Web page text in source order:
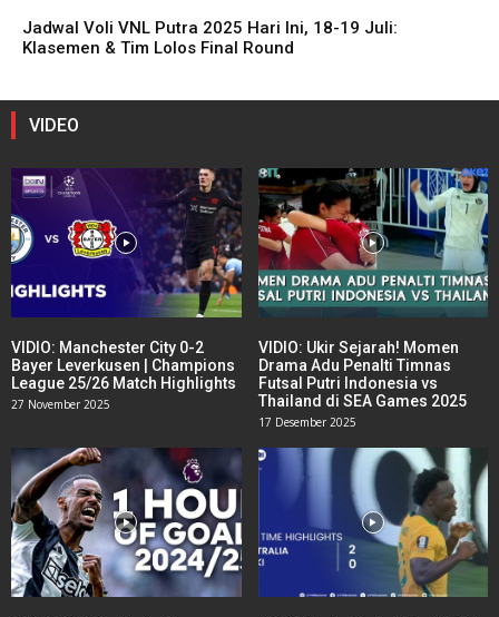
Jadwal Voli VNL Putra 2025 Hari Ini, 18-19 Juli:
Klasemen & Tim Lolos Final Round
VIDEO
VIDIO: Manchester City 0-2
Bayer Leverkusen | Champions
League 25/26 Match Highlights
27 November 2025
VIDIO: Ukir Sejarah! Momen
Drama Adu Penalti Timnas
Futsal Putri Indonesia vs
Thailand di SEA Games 2025
17 Desember 2025